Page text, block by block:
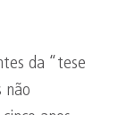
da “tese
não